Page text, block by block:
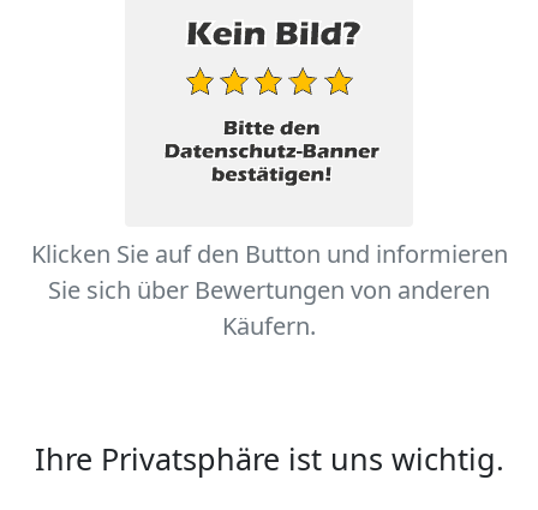
Klicken Sie auf den Button und informieren
Sie sich über Bewertungen von anderen
Käufern.
Ihre Privatsphäre ist uns wichtig.